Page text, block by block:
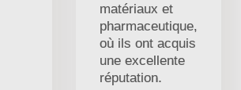
matériaux et
pharmaceutique,
où ils ont acquis
une excellente
réputation.